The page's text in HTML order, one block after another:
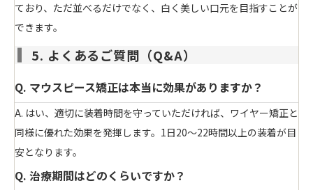
ており、ただ並べるだけでなく、白く美しい口元を目指すことが
できます。
5. よくあるご質問（Q&A）
Q. マウスピース矯正は本当に効果がありますか？
A. はい、適切に装着時間を守っていただければ、ワイヤー矯正と
同様に優れた効果を発揮します。1日20〜22時間以上の装着が目
安となります。
Q. 治療期間はどのくらいですか？